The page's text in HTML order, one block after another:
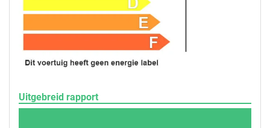
Uitgebreid rapport